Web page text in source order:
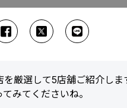
厳選して5店舖ご紹介し
みてくださいね。